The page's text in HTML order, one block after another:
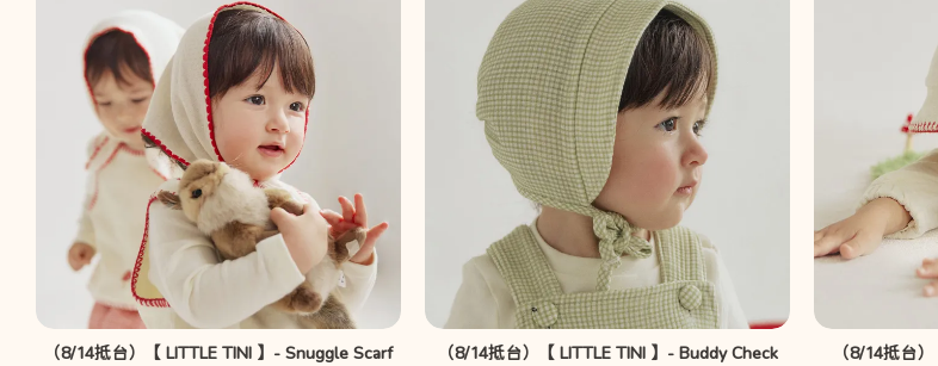
（8/14抵台）【 LITTLE TINI 】- Snuggle Scarf
（8/14抵台）【 LITTLE TINI 】- Buddy Check
（8/14抵台